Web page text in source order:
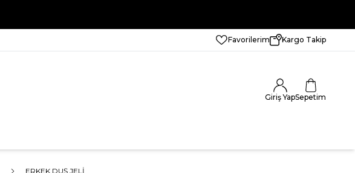
Favorilerim Kargo Takip
Giriş YapSepetim
ERKEK DUŞ JELI